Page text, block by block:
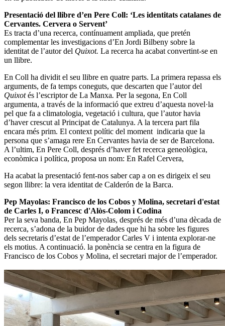
Presentació del llibre d’en Pere Coll: ‘Les identitats catalanes de
Cervantes. Cervera o Servent’
Es tracta d’una recerca, contínuament ampliada, que pretén
complementar les investigacions d’En Jordi Bilbeny sobre la
identitat de l’autor del Quixot. La recerca ha acabat convertint-se en
un llibre.
En Coll ha dividit el seu llibre en quatre parts. La primera repassa els
arguments, de fa temps coneguts, que descarten que l’autor del
Quixotés l’escriptor de La Manxa. Per la segona, En Coll
argumenta, a través de la informació que extreu d’aquesta novel·la
pel que fa a climatologia, vegetació i cultura, que l’autor havia
d’haver crescut al Principat de Catalunya. A la tercera part fila
encara més prim. El context polític del moment indicaria que la
persona que s’amaga rere En Cervantes havia de ser de Barcelona.
A l’ultim, En Pere Coll, després d’haver fet recerca geneològica,
econòmica i política, proposa un nom: En Rafel Cervera,
Ha acabat la presentació fent-nos saber cap a on es dirigeix el seu
segon llibre: la vera identitat de Calderón de la Barca.
Pep Mayolas: Francisco de los Cobos y Molina, secretari d'estat
de Carles I, o Francesc d'Alòs-Colom i Codina
Per la seva banda, En Pep Mayolas, després de més d’una dècada de
recerca, s’adona de la buidor de dades que hi ha sobre les figures
dels secretaris d’estat de l’emperador Carles V i intenta explorar-ne
els motius. A continuació. la ponència se centra en la figura de
Francisco de los Cobos y Molina, el secretari major de l’emperador.